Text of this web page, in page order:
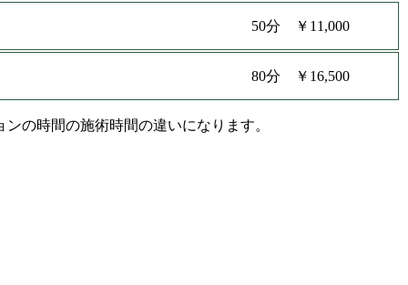
50分 ￥11,000
80分 ￥16,500
の時間の施術時間の違いになります。